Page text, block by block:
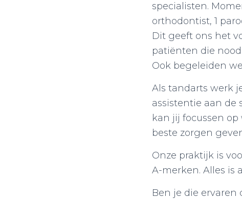
specialisten.
orthodontist, 1
Dit geeft ons het
patiënten die
Ook begeleiden
Als tandarts werk
assistentie aan de
kan jij focussen
beste zorgen
Onze praktijk is
A-merken. Alles is
Ben je die